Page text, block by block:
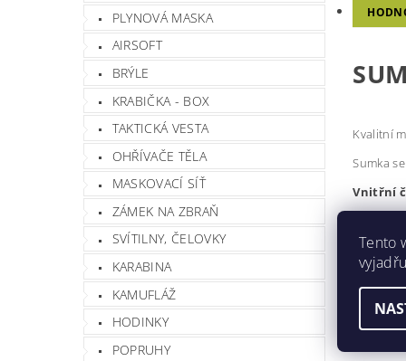
PLYNOVÁ MASKA
AIRSOFT
BRÝLE
KRABIČKA - BOX
TAKTICKÁ VESTA
OHŘÍVAČE TĚLA
MASKOVACÍ SÍŤ
ZÁMEK NA ZBRAŇ
SVÍTILNY, ČELOVKY
KARABINA
KAMUFLÁŽ
HODINKY
POPRUHY
Kvalitní
Sumka
Vnitřní
1 x
1 x
Tento